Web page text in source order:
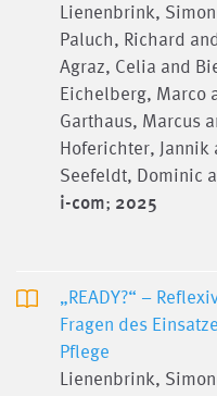
Lienenbrink,
Paluch, Richard
Agraz, Celia and
Eichelberg, Marco
Garthaus, Marcus
Hoferichter, Jannik
Seefeldt, Dominic
i-com; 2025
„READY?“ –
Fragen des
Pflege
Lienenbrink,